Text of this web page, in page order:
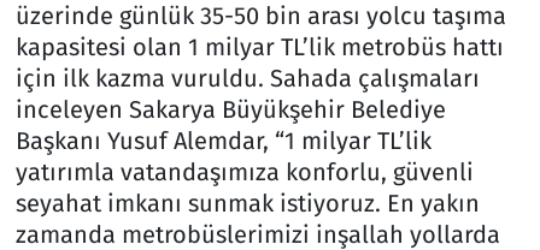
üzerinde günlük 35-50 bin arası yolcu taşıma
kapasitesi olan 1 milyar TL’lik metrobüs hattı
için ilk kazma vuruldu. Sahada çalışmaları
inceleyen Sakarya Büyükşehir Belediye
Başkanı Yusuf Alemdar, “1 milyar TL’lik
yatırımla vatandaşımıza konforlu, güvenli
seyahat imkanı sunmak istiyoruz. En yakın
zamanda metrobüslerimizi inşallah yollarda
Memur ve Kamu
Otomobil
Oyun
Ramazan